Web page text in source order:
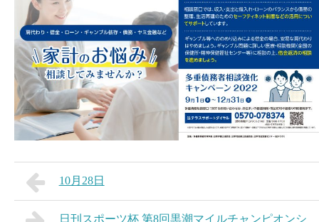
10月28日
日刊スポーツ杯 第8回黒潮マイルチャンピオンシ